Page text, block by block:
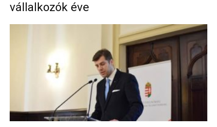
vállalkozók éve